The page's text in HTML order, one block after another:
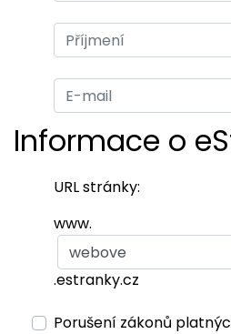
Informace o
URL stránky:
www.
.estranky.cz
Porušení zákonů